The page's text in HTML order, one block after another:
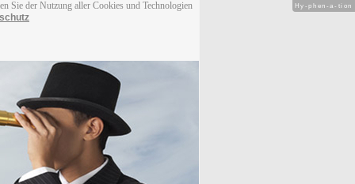
Sie der Nutzung aller Cookies und Technologien
Hy-phen-a-tion